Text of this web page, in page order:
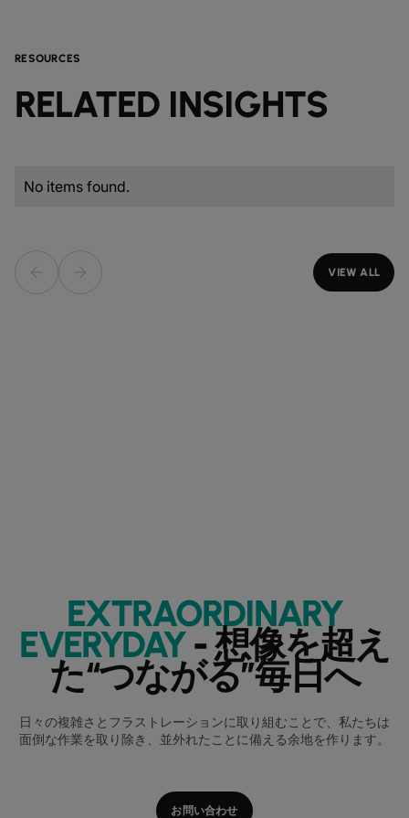
RESOURCES
RELATED INSIGHTS
No items found.
VIEW ALL
EXTRAORDINARY
EVERYDAY- 想像を超え
た“つながる”毎日へ
日々の複雑さとフラストレーションに取り組むことで、私たちは
面倒な作業を取り除き、並外れたことに備える余地を作ります。
お問い合わせ